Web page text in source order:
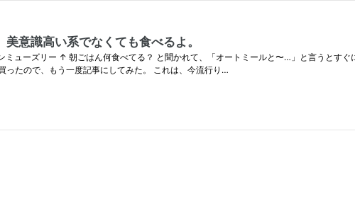
意識高い系でなくても食べるよ。
ューズリー ↑ 朝ごはん何食べてる？ と聞かれて、「オートミールと〜…」と言うとす
ったので、もう一度記事にしてみた。 これは、今流行り…